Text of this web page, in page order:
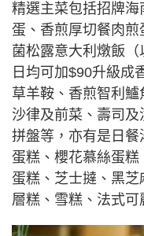
精選主菜包括招牌
蛋、香煎厚切餐肉
菌松露意大利燉飯
日均可加$90升級成
草羊鞍、香煎智利鱸
沙律及前菜、壽司
拼盤等，亦有是日
蛋糕、櫻花慕絲蛋
蛋糕、芝士撻、黑
層糕、雪糕、法式可